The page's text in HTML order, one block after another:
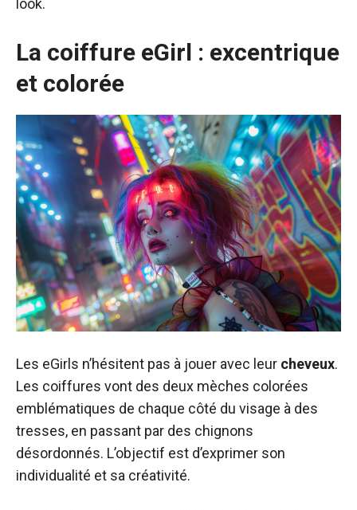
look.
La coiffure eGirl : excentrique
et colorée
Les eGirls n’hésitent pas à jouer avec leur cheveux.
Les coiffures vont des deux mèches colorées
emblématiques de chaque côté du visage à des
tresses, en passant par des chignons
désordonnés. L’objectif est d’exprimer son
individualité et sa créativité.